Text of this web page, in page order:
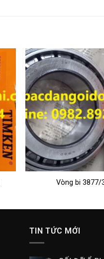
Vòng bi 3877/
TIN TỨC MỚI